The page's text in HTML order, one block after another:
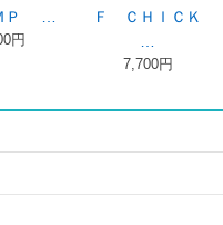
Ｐ ＯＦ Ｃ …